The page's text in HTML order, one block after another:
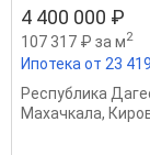
4 400 000 ₽
107 317 ₽ за м2
Ипотека от 23
Республика
Махачкала,